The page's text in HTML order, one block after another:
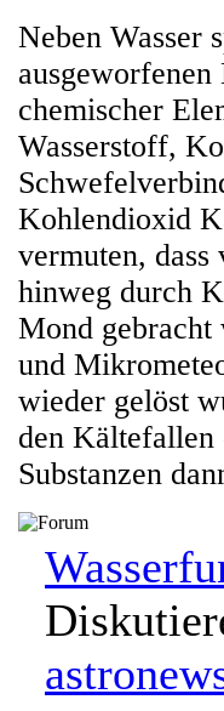
Neben Wasser
chemischer
Wasserstoff,
Kohlendioxid
vermuten,
hinweg durch
Mond gebracht
und
wieder gelöst
den Kältefallen
Substanzen